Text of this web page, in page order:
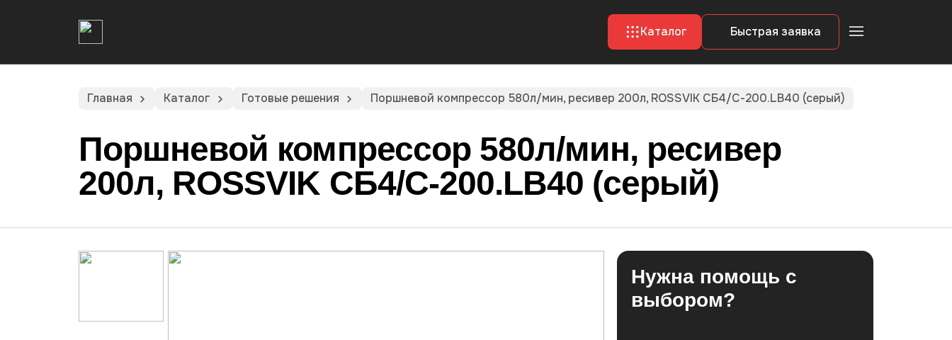
Каталог Быстрая заявка
Главная Каталог Готовые решения Поршневой компрессор 580л/мин, ресивер 200л, ROSSVIK СБ4/С-200.LB40 (серый)
Поршневой компрессор 580л/мин, ресивер
200л, ROSSVIK СБ4/С-200.LB40 (серый)
Нужна помощь с
выбором?